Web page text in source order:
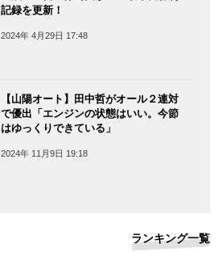
記録を更新！
2024年 4月29日 17:48
【山陽オート】田中哲がオール２連対
で優出「エンジンの状態はいい。今節
はゆっくりできている」
2024年 11月9日 19:18
ランキング一覧